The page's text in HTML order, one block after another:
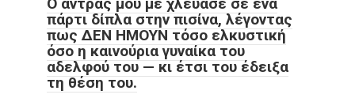
Ο άντρας μου με χλεύασε σε ένα
πάρτι δίπλα στην πισίνα, λέγοντας
πως ΔΕΝ ΗΜΟΥΝ τόσο ελκυστική
όσο η καινούρια γυναίκα του
αδελφού του — κι έτσι του έδειξα
τη θέση του.